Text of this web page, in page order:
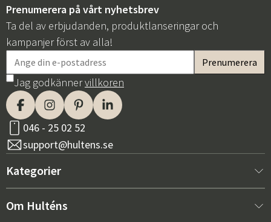
Prenumerera på vårt nyhetsbrev
Ta del av erbjudanden, produktlanseringar och
kampanjer först av alla!
Jag godkännervillkoren
046 - 25 02 52
support@hultens.se
Kategorier
Nytt hos oss
Om Hulténs